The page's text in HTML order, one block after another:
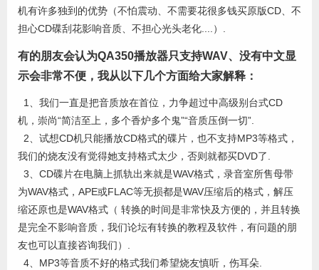
机有许多独到的优势（不怕震动、不需要花很多钱买原版CD、不
担心CD碟刮花影响音质、不担心光头老化....）.
有的朋友会认为QA350播放器只支持WAV、没有中文显
示会非常不便，我从以下几个方面给大家解释：
1、我们一直是把音质放在首位，力争超过中高级别台式CD
机，崇尚“简洁至上，多个香炉多个鬼”“音质压倒一切”.
2、试想CD机只能播放CD格式的碟片，也不支持MP3等格式，
我们的烧友没有觉得她支持格式太少，否则就都买DVD了.
3、CD碟片在电脑上抓轨出来就是WAV格式，录音室所售母带
为WAV格式，APE或FLAC等无损都是WAV压缩后的格式，解压
缩还原也是WAV格式（ 转换的时间是非常快及方便的，并且转换
是完全不影响音质，我们论坛有转换的教程及软件，有问题的朋
友也可以直接咨询我们）.
4、MP3等音质不好的格式我们希望烧友慎听，伤耳朵.